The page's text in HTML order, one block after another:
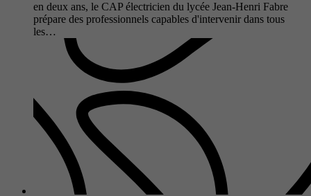
en deux ans, le CAP électricien du lycée Jean-Henri Fabre
prépare des professionnels capables d'intervenir dans tous
les…